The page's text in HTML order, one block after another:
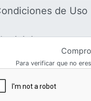
Para verificar que no